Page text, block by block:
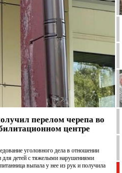
перелом черепа во
центре
уголовного дела в отношении
для детей с тяжелыми нарушениями
выпала у нее из рук и получила